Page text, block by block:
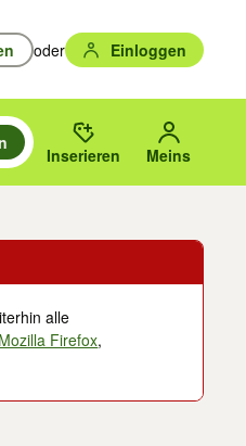
oder Einloggen
und mit Eingabetaste auswählen.
oder Vorschläge mit den
Orts oder PLZ.
Inserieren Meins
alle
Mozilla Firefox,